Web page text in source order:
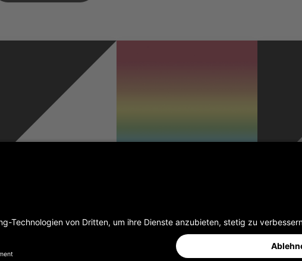
VARIO
2.0
COLOUR